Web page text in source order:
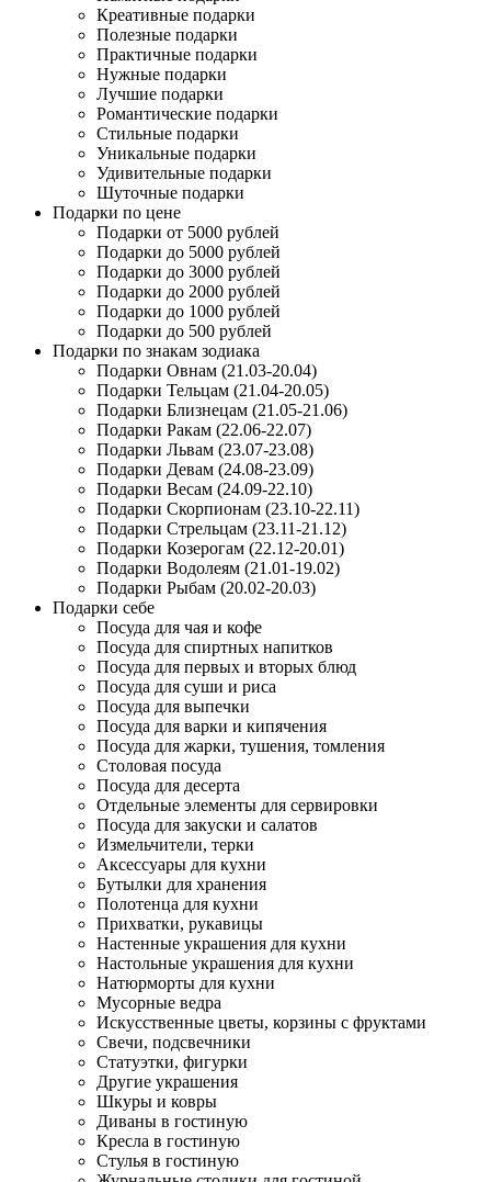
Креативные подарки
Полезные подарки
Практичные подарки
Нужные подарки
Лучшие подарки
Романтические подарки
Стильные подарки
Уникальные подарки
Удивительные подарки
Шуточные подарки
Подарки по цене
Подарки от 5000 рублей
Подарки до 5000 рублей
Подарки до 3000 рублей
Подарки до 2000 рублей
Подарки до 1000 рублей
Подарки до 500 рублей
Подарки по знакам зодиака
Подарки Овнам (21.03-20.04)
Подарки Тельцам (21.04-20.05)
Подарки Близнецам (21.05-21.06)
Подарки Ракам (22.06-22.07)
Подарки Львам (23.07-23.08)
Подарки Девам (24.08-23.09)
Подарки Весам (24.09-22.10)
Подарки Скорпионам (23.10-22.11)
Подарки Стрельцам (23.11-21.12)
Подарки Козерогам (22.12-20.01)
Подарки Водолеям (21.01-19.02)
Подарки Рыбам (20.02-20.03)
Подарки себе
Посуда для чая и кофе
Посуда для спиртных напитков
Посуда для первых и вторых блюд
Посуда для суши и риса
Посуда для выпечки
Посуда для варки и кипячения
Посуда для жарки, тушения, томления
Столовая посуда
Посуда для десерта
Отдельные элементы для сервировки
Посуда для закуски и салатов
Измельчители, терки
Аксессуары для кухни
Бутылки для хранения
Полотенца для кухни
Прихватки, рукавицы
Настенные украшения для кухни
Настольные украшения для кухни
Натюрморты для кухни
Мусорные ведра
Искусственные цветы, корзины с фруктами
Свечи, подсвечники
Статуэтки, фигурки
Другие украшения
Шкуры и ковры
Диваны в гостиную
Кресла в гостиную
Стулья в гостиную